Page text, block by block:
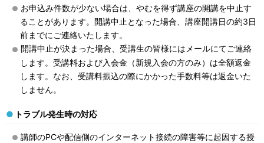
お申込み件数が少ない場合は、やむを得ず講座の開講を中止す
ることがあります。開講中止となった場合、講座開講日の約3日
前までにご連絡いたします。
開講中止が決まった場合、受講生の皆様にはメールにてご連絡
します。受講料および入会金（新規入会の方のみ）は全額返金
します。なお、受講料振込の際にかかった手数料等は返金いた
しません。
トラブル発生時の対応
講師のPCや配信側のインターネット接続の障害等に起因する授